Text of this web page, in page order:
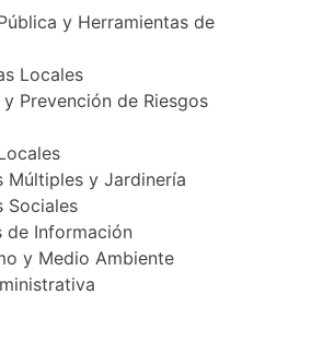
y Herramientas de
Locales
Prevención de Riesgos
Múltiples y Jardinería
Sociales
de Información
y Medio Ambiente